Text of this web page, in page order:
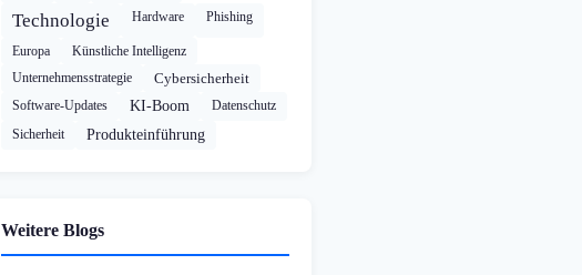
Technologie Hardware Phishing
Europa
Künstliche Intelligenz
Unternehmensstrategie
Cybersicherheit
Software-Updates KI-Boom
Datenschutz
Sicherheit
Produkteinführung
Weitere Blogs